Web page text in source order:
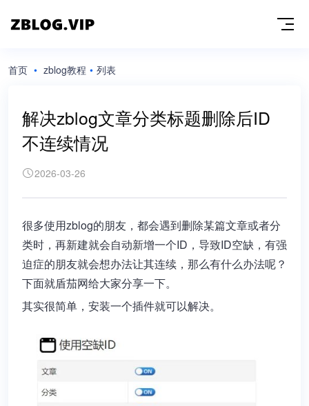
首页 • zblog教程 • 列表
解决zblog文章分类标题删除后ID
不连续情况
2026-03-26
很多使用zblog的朋友，都会遇到删除某篇文章或者分
类时，再新建就会自动新增一个ID，导致ID空缺，有强
迫症的朋友就会想办法让其连续，那么有什么办法呢？
下面就盾茄网给大家分享一下。
其实很简单，安装一个插件就可以解决。